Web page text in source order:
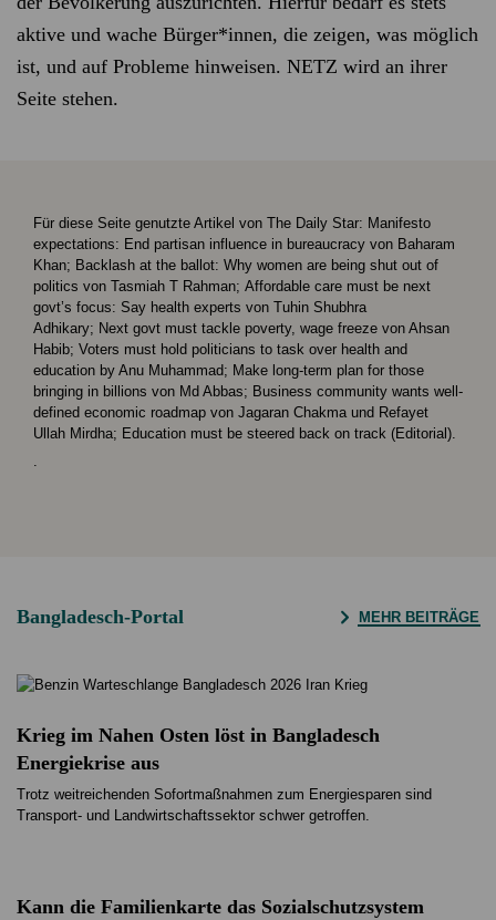
aktive und wache Bürger*innen, die zeigen, was möglich
ist, und auf Probleme hinweisen. NETZ wird an ihrer
Seite stehen.
Für diese Seite genutzte Artikel von The Daily Star: Manifesto
expectations: End partisan influence in bureaucracy von Baharam
Khan; Backlash at the ballot: Why women are being shut out of
politics von Tasmiah T Rahman; Affordable care must be next
govt’s focus: Say health experts von Tuhin Shubhra
Adhikary; Next govt must tackle poverty, wage freeze von Ahsan
Habib; Voters must hold politicians to task over health and
education by Anu Muhammad; Make long-term plan for those
bringing in billions von Md Abbas; Business community wants well-
defined economic roadmap von Jagaran Chakma und Refayet
Ullah Mirdha; Education must be steered back on track (Editorial).
.
Bangladesch-Portal MEHR BEITRÄGE
Krieg im Nahen Osten löst in Bangladesch
Energiekrise aus
Trotz weitreichenden Sofortmaßnahmen zum Energiesparen sind
Transport- und Landwirtschaftssektor schwer getroffen.
Kann die Familienkarte das Sozialschutzsystem